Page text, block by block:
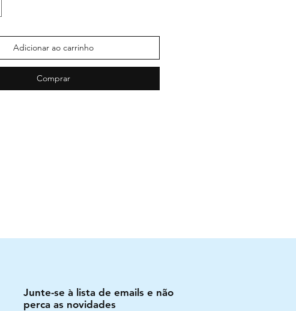
Adicionar ao carrinho
Comprar
Junte-se à lista de emails e não
perca as novidades